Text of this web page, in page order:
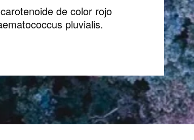
de color rojo
pluvialis.